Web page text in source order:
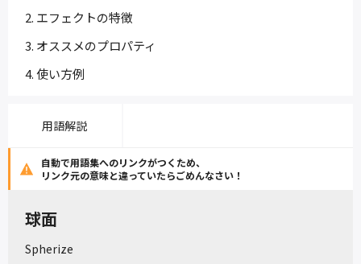
エフェクトの特徴
オススメのプロパティ
使い方例
用語解説
自動で用語集へのリンクがつくため、
リンク元の意味と違っていたらごめんなさい！
球面
Spherize